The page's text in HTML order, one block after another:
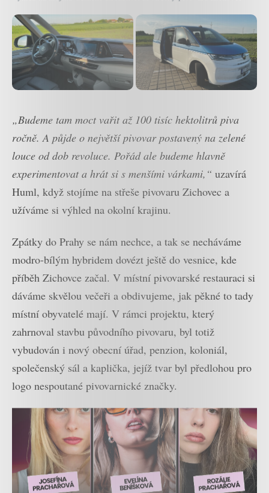
„Budeme tam moct vařit až 100 tisíc hektolitrů piva
ročně. A půjde o největší pivovar postavený na zelené
louce od dob revoluce. Pořád ale budeme hlavně
experimentovat a hrát si s menšími várkami,“ uzavírá
Huml, když stojíme na střeše pivovaru Zichovec a
užíváme si výhled na okolní krajinu.
Zpátky do Prahy se nám nechce, a tak se necháváme
modro-bílým hybridem dovézt ještě do vesnice, kde
příběh Zichovce začal. V místní pivovarské restauraci si
dáváme skvělou večeři a obdivujeme, jak pěkné to tady
místní obyvatelé mají. V rámci projektu, který
zahrnoval stavbu původního pivovaru, byl totiž
vybudován i nový obecní úřad, penzion, koloniál,
společenský sál a kaplička, jejíž tvar byl předlohou pro
logo nespoutané pivovarnické značky.